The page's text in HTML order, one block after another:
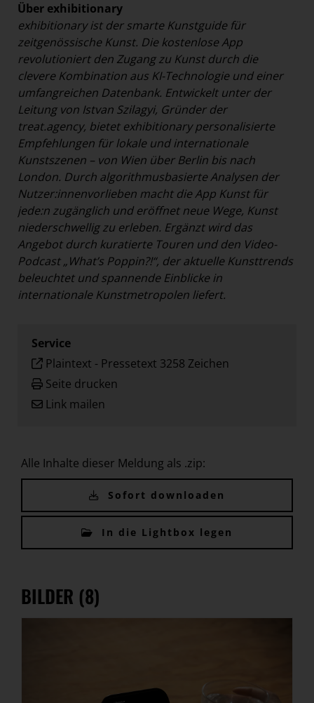
Über exhibitionary
exhibitionary ist der smarte Kunstguide für
zeitgenössische Kunst. Die kostenlose App
revolutioniert den Zugang zu Kunst durch die
clevere Kombination aus KI-Technologie und einer
umfangreichen Datenbank. Entwickelt unter der
Leitung von Istvan Szilagyi, Gründer der
treat.agency, bietet exhibitionary personalisierte
Empfehlungen für lokale und internationale
Kunstszenen – von Wien über Berlin bis nach
London. Durch algorithmusbasierte Analysen der
Nutzer:innenvorlieben macht die App Kunst für
jede:n zugänglich und eröffnet neue Wege, Kunst
niederschwellig zu erleben. Ergänzt wird das
Angebot durch kuratierte Touren und den Video-
Podcast „What’s Poppin?!“, der aktuelle Kunsttrends
beleuchtet und spannende Einblicke in
internationale Kunstmetropolen liefert.
Service
Plaintext - Pressetext 3258 Zeichen
Seite drucken
Link mailen
Alle Inhalte dieser Meldung als .zip:
Sofort downloaden
In die Lightbox legen
BILDER (8)